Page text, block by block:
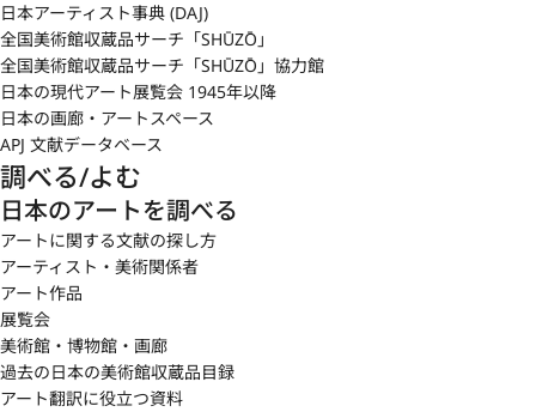
日本アーティスト事典 (DAJ)
全国美術館収蔵品サーチ「SHŪZŌ」
全国美術館収蔵品サーチ「SHŪZŌ」協力館
日本の現代アート展覧会 1945年以降
日本の画廊・アートスペース
APJ 文献データベース
調べる/よむ
日本のアートを調べる
アートに関する文献の探し方
アーティスト・美術関係者
アート作品
展覧会
美術館・博物館・画廊
過去の日本の美術館収蔵品目録
アート翻訳に役立つ資料